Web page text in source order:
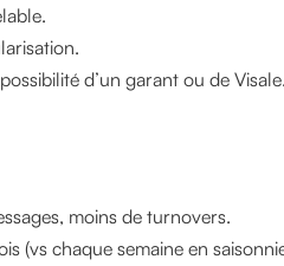
d’un garant ou de Visale.
moins de turnovers.
(vs chaque semaine en